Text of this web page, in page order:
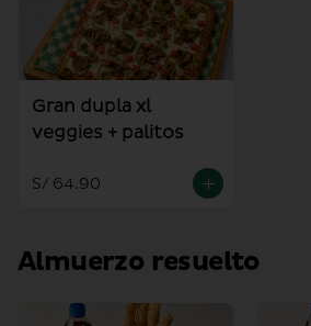
Gran dupla xl
veggies + palitos
S/ 64.90
Almuerzo resuelto